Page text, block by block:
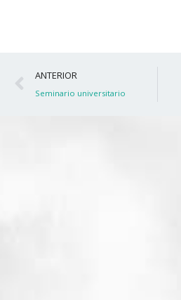
Ant
ANTERIOR
Seminario universitario